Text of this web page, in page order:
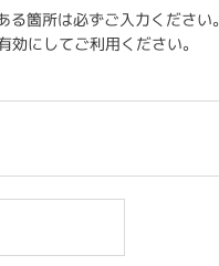
箇所は必ずご入力ください。
にしてご利用ください。